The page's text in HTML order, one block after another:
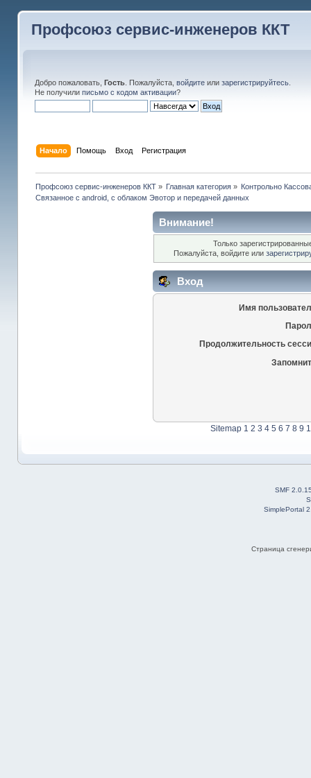
Профсоюз сервис-инженеров ККТ
Добро пожаловать, Гость. Пожалуйста, войдитеили зарегистрируйтесь.
Не получили письмо с кодом активации?
Начало Помощь Вход Регистрация
Профсоюз сервис-инженеров ККТ» Главная категория » Контрольно
Связанное с android, с облаком Эвотор и передачей данных
Внимание!
Только
Пожалуйста, войдите или
Вход
Имя
Продолжительность
Sitemap 1 2 3 4 5 6 7 8 9
SMF
SimplePortal
Страница